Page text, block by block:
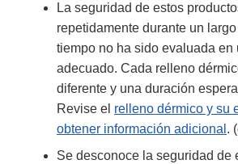
La seguridad de estos
repetidamente durante un
tiempo no ha sido evaluada
adecuado. Cada relleno
diferente y una duración
Revise el relleno dérmico y su
obtener información adicional .
Se desconoce la seguridad de